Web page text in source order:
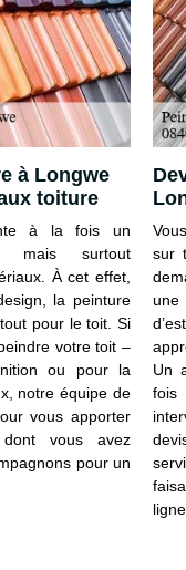
à Longwe
toiture
à la fois un
mais surtout
À cet effet,
la peinture
pour le toit. Si
votre toit –
ou pour la
notre équipe de
vous apporter
vous avez
pour un
sur
Un
fois
ligne.